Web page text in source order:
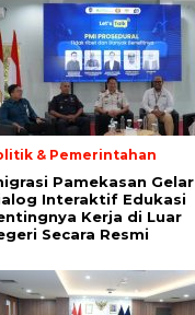
& Pemerintahan
Pamekasan Gelar
Interaktif Edukasi
Kerja di Luar
Secara Resmi